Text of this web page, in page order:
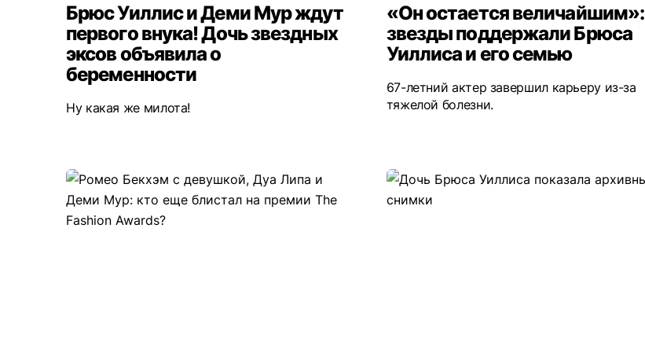
Брюс Уиллис и Деми Мур ждут
первого внука! Дочь звездных
эксов объявила о
беременности
Ну какая же милота!
«Он остается величайшим»:
звезды поддержали Брюса
Уиллиса и его семью
67-летний актер завершил карьеру из-за
тяжелой болезни.